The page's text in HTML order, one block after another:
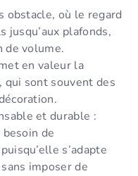
obstacle, où le regard
jusqu’aux plafonds,
de volume.
en valeur la
sont souvent des
et durable :
de
s’adapte
imposer de